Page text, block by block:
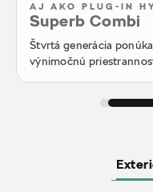
AJ AKO PLUG-IN
Superb Combi
Štvrtá generácia
výnimočnú